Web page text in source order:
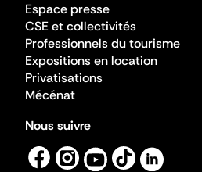
Espace presse
CSE et collectivités
Professionnels du tourisme
Expositions en location
Privatisations
Mécénat
Nous suivre